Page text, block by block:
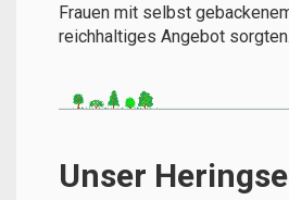
Frauen mit selbst
reichhaltiges Angebot sorgten.
Unser